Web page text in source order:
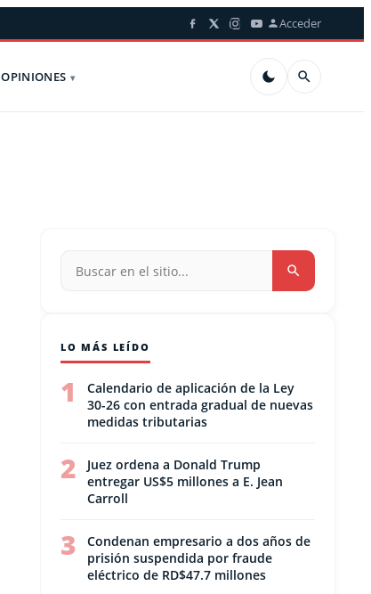
Acceder
OPINIONES
LO MÁS LEÍDO
1
Calendario de aplicación de la Ley
30-26 con entrada gradual de nuevas
medidas tributarias
2
Juez ordena a Donald Trump
entregar US$5 millones a E. Jean
Carroll
3
Condenan empresario a dos años de
prisión suspendida por fraude
eléctrico de RD$47.7 millones